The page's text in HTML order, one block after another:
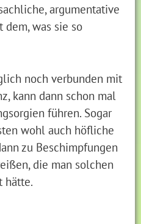
argumentative
dem, was sie so
noch verbunden mit
kann dann schon mal
führen. Sogar
wohl auch höfliche
zu Beschimpfungen
die man solchen
hätte.